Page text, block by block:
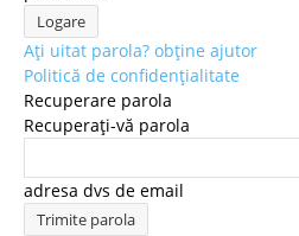
Ați uitat parola? obține ajutor
Politică de confidențialitate
Recuperare parola
Recuperați-vă parola
adresa dvs de email